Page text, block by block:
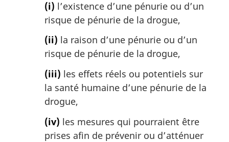
(i) l’existence d’une pénurie ou d’un
risque de pénurie de la drogue,
(ii) la raison d’une pénurie ou d’un
risque de pénurie de la drogue,
(iii) les effets réels ou potentiels sur
la santé humaine d’une pénurie de la
drogue,
(iv) les mesures qui pourraient être
prises afin de prévenir ou d’atténuer